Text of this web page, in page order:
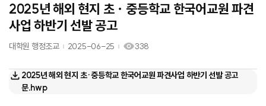
2025년 해외 현지 초ㆍ중등학교 한국어교원 파견
사업 하반기 선발 공고
대학원 행정조교 2025-06-25 338
2025년 해외 현지 초·중등학교 한국어교원 파견사업 하반기 선발 공고
문.hwp